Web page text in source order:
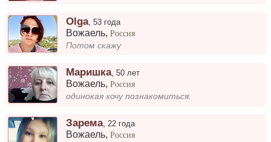
Olga,53 года
Вожаель,Россия
Потом скажу
Маришка,50 лет
Вожаель,Россия
одинокая хочу познакомиться.
Зарема,22 года
Вожаель,Россия